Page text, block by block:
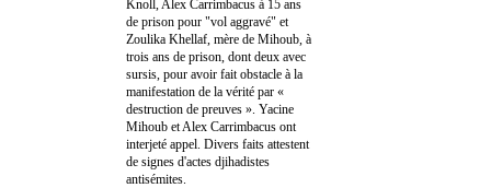
Knoll, Alex Carrimbacus à 15 ans
de prison pour "vol aggravé" et
Zoulika Khellaf, mère de Mihoub, à
trois ans de prison, dont deux avec
sursis, pour avoir fait obstacle à la
manifestation de la vérité par «
destruction de preuves ». Yacine
Mihoub et Alex Carrimbacus ont
interjeté appel. Divers faits attestent
de signes d'actes djihadistes
antisémites.